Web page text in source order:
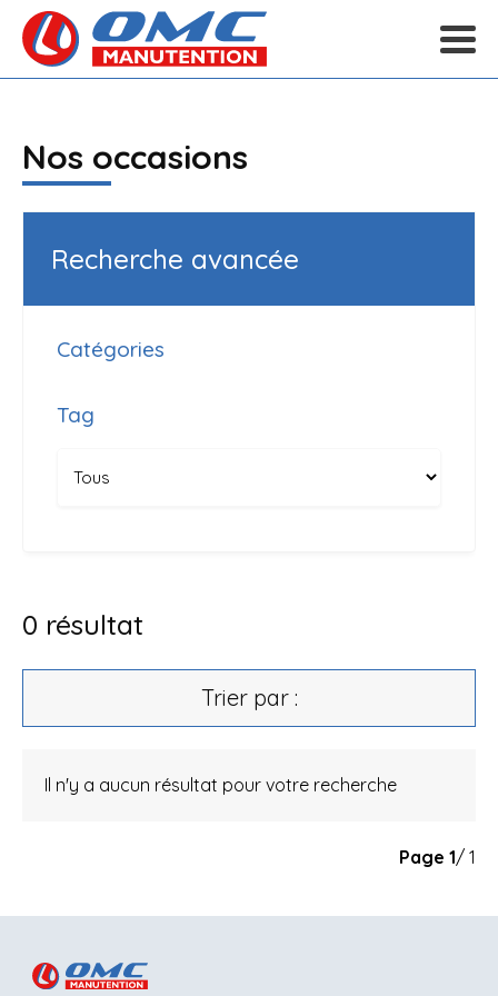
Nos occasions
Recherche avancée
Catégories
Tag
0 résultat
Trier par :
Il n'y a aucun résultat pour votre recherche
Page 1/ 1